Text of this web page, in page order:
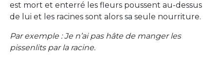
est mort et enterré les fleurs poussent au-dessus
de lui et les racines sont alors sa seule nourriture.
Par exemple : Je n’ai pas hâte de manger les
pissenlits par la racine.